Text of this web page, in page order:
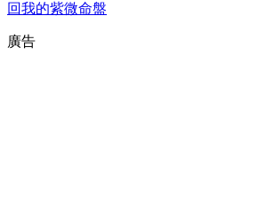
回我的紫微命盤
廣告